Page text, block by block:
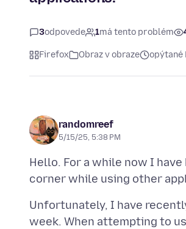
3odpovede 1má tento problém
Firefox Obraz v obraze opýtané
randomreef
5/15/25, 5:38 PM
Hello. For a while now I
Unfortunately, I have
week. When attempting to